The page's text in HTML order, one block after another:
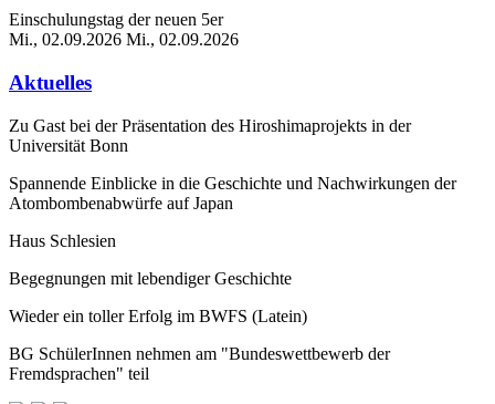
Einschulungstag der neuen 5er
Mi., 02.09.2026 Mi., 02.09.2026
Aktuelles
Zu Gast bei der Präsentation des Hiroshimaprojekts in der
Universität Bonn
Spannende Einblicke in die Geschichte und Nachwirkungen der
Atombombenabwürfe auf Japan
Haus Schlesien
Begegnungen mit lebendiger Geschichte
Wieder ein toller Erfolg im BWFS (Latein)
BG SchülerInnen nehmen am "Bundeswettbewerb der
Fremdsprachen" teil